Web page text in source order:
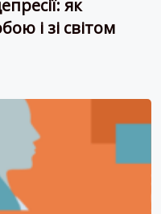
як
і зі світом